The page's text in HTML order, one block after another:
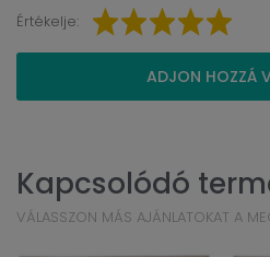
Értékelje:
ADJON HOZZÁ
Kapcsolódó
VÁLASSZON MÁS AJÁNLATOKAT A